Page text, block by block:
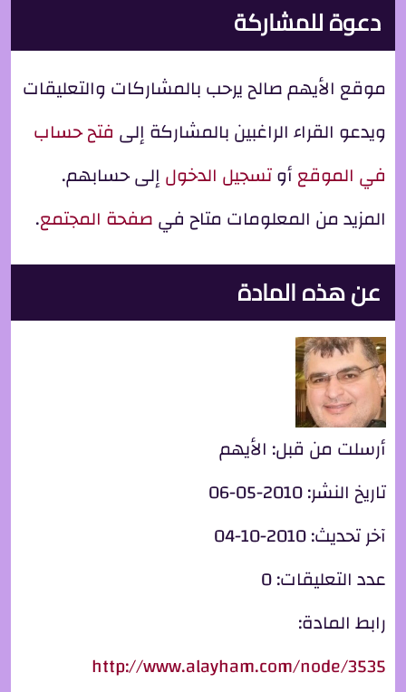
دعوة للمشاركة
موقع الأيهم صالح يرحب بالمشاركات والتعليقات
ويدعو القراء الراغبين بالمشاركة إلى فتح حساب
في الموقعأوتسجيل الدخولإلى حسابهم.
المزيد من المعلومات متاح فيصفحة المجتمع.
عن هذه المادة
أرسلت من قبل: الأيهم
تاريخ النشر:2010-05-06
آخر تحديث:2010-10-04
عدد التعليقات:0
رابط المادة:
http://www.alayham.com/node/3535